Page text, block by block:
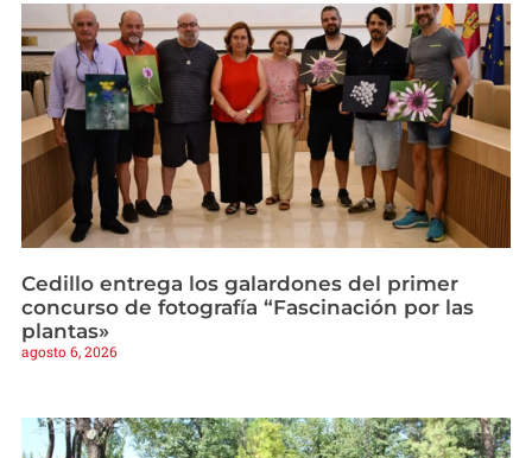
Cedillo entrega los galardones del primer
concurso de fotografía “Fascinación por las
plantas»
agosto 6, 2026